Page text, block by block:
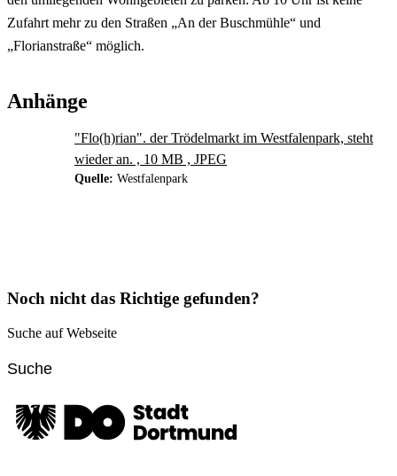
Zufahrt mehr zu den Straßen „An der Buschmühle“ und
„Florianstraße“ möglich.
Anhänge
"Flo(h)rian". der Trödelmarkt im Westfalenpark, steht
wieder an. , 10 MB , JPEG
Quelle: Westfalenpark
Noch nicht das Richtige gefunden?
Suche auf Webseite